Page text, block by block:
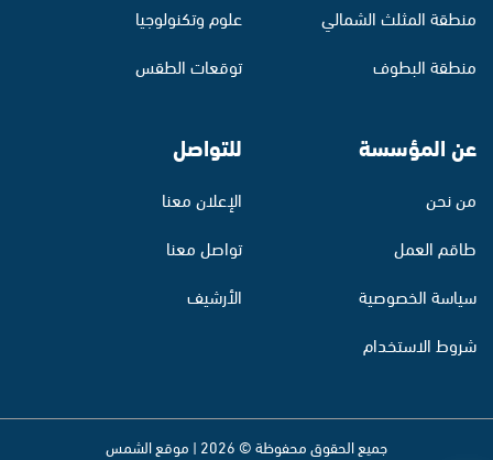
منطقة المثلث الشمالي
منطقة البطوف
علوم وتكنولوجيا
توقعات الطقس
عن المؤسسة
من نحن
طاقم العمل
سياسة الخصوصية
شروط الاستخدام
للتواصل
الإعلان معنا
تواصل معنا
الأرشيف
جميع الحقوق محفوظة © 2026 | موقع الشمس